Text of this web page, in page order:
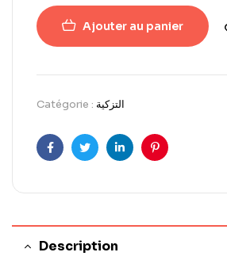
Ajouter au panier
Catégorie : التزكیة
FacebookTwitterLinkedInPinterest
Description